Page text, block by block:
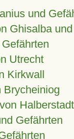
und
Ghisalba
Utrecht
Kirkwall
Brycheiniog
Halberstadt
Gefährten